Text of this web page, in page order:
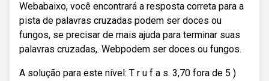
Webabaixo, você encontrará a resposta correta para a
pista de palavras cruzadas podem ser doces ou
fungos, se precisar de mais ajuda para terminar suas
palavras cruzadas,. Webpodem ser doces ou fungos.
A solução para este nível: T r u f a s. 3,70 fora de 5 )